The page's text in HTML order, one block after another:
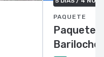
PAQUETE
Paquetes
Bariloche